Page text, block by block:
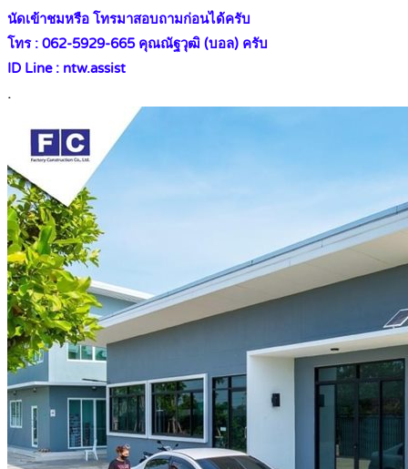
นัดเข้าชมหรือ โทรมาสอบถามก่อนได้ครับ
โทร : 062-5929-665 คุณณัฐวุฒิ (บอล) ครับ
ID Line : ntw.assist
.